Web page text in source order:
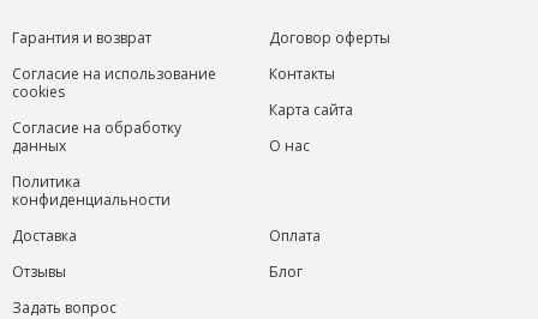
Гарантия и возврат
Согласие на использование
cookies
Согласие на обработку
данных
Политика
конфиденциальности
Договор оферты
Контакты
Карта сайта
О нас
Доставка
Отзывы
Задать вопрос
Оплата
Блог